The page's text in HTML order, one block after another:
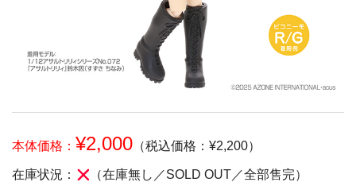
本体価格： ¥2,000 （税込価格：¥2,200）
在庫状況： （在庫無し／SOLD OUT／全部售完）